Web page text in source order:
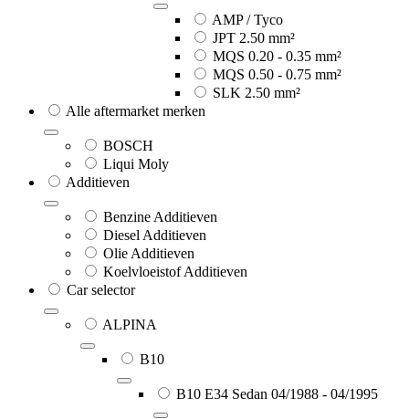
AMP / Tyco
JPT 2.50 mm²
MQS 0.20 - 0.35 mm²
MQS 0.50 - 0.75 mm²
SLK 2.50 mm²
Alle aftermarket merken
BOSCH
Liqui Moly
Additieven
Benzine Additieven
Diesel Additieven
Olie Additieven
Koelvloeistof Additieven
Car selector
ALPINA
B10
B10 E34 Sedan 04/1988 - 04/1995